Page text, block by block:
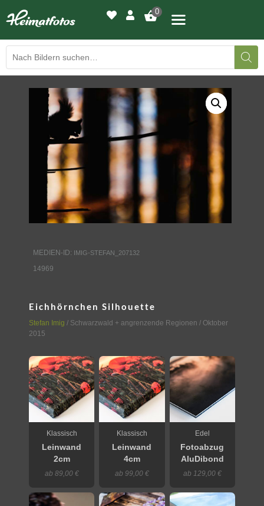
0
BILDERGALERIE
DRUCKQUALITÄTEN
LED-LEUCHTBILDER
WIR DRUCKEN IHR BILD
AUSSTELLUNGEN
KONTAKT
MEDIEN-ID: IMIG-STEFAN_207132
14969
Eichhörnchen Silhouette
Stefan Imig / Schwarzwald + angrenzende Regionen / Oktober
2015
Klassisch
Leinwand
2cm
ab 89,00 €
Klassisch
Leinwand
4cm
ab 99,00 €
Edel
Fotoabzug
AluDibond
ab 129,00 €